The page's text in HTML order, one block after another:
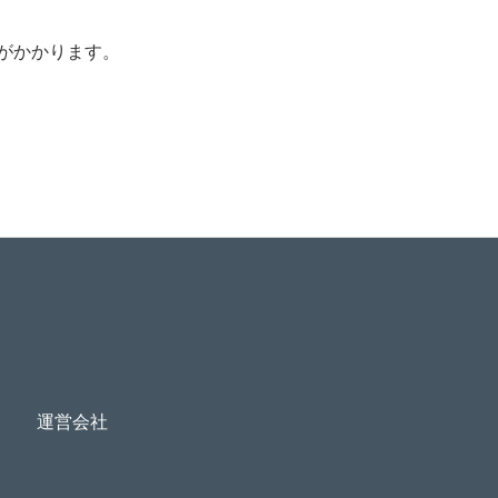
かります。
運営会社